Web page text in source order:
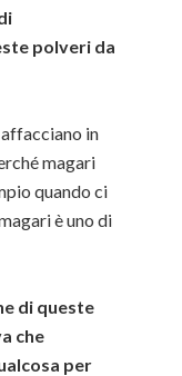
polveri da
in
magari
quando ci
è uno di
di queste
che
per